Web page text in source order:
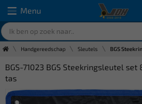
Menu
Handgereedschap Sleutels BGS
BGS-71023 BGS Steekringsleutel
tas